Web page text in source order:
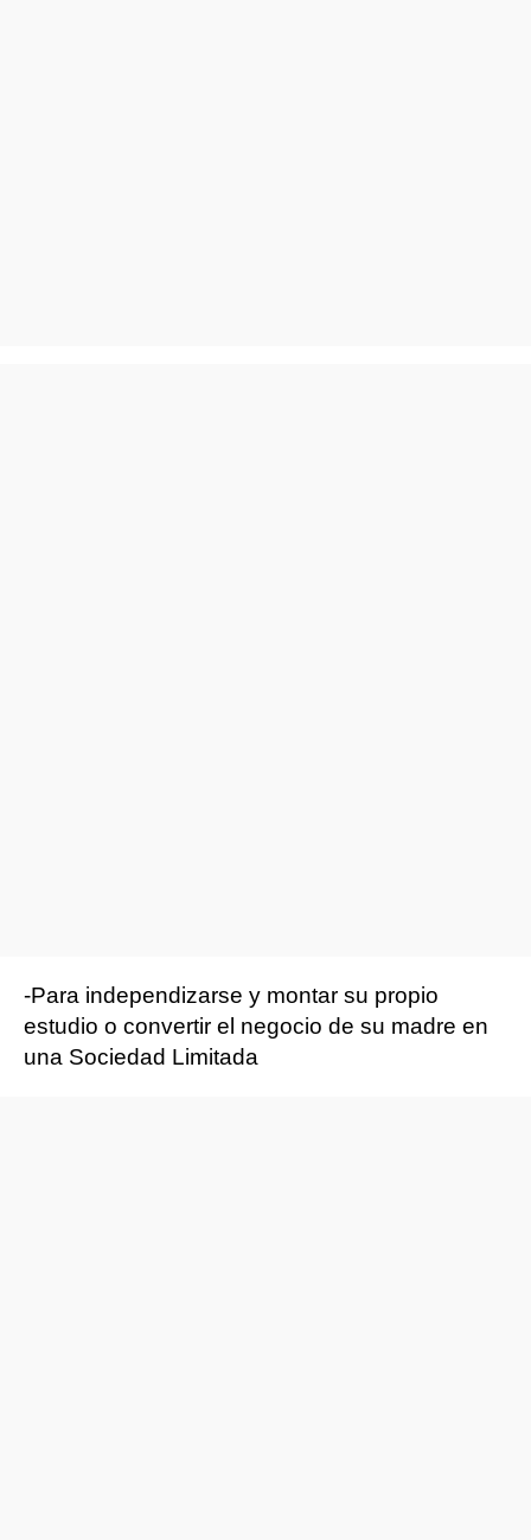
-Para independizarse y montar su propio
estudio o convertir el negocio de su madre en
una Sociedad Limitada